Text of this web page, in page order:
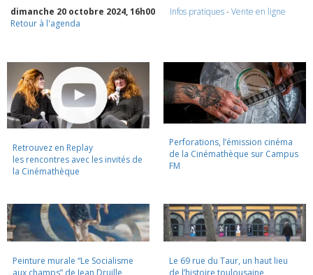
dimanche 20 octobre 2024, 16h00
Infos pratiques-Vente en ligne
Retour à l'agenda
Retrouvez en Replay
les rencontres avec les invités de
la Cinémathèque
Perforations, l’émission cinéma
de la Cinémathèque sur Campus
FM
Peinture murale “Le Socialisme
aux champs” de Jean Druille,
Le 69 rue du Taur, un haut lieu
de l’histoire toulousaine